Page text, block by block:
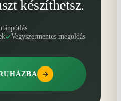
készíthetsz.
Vegyszermentes megoldás